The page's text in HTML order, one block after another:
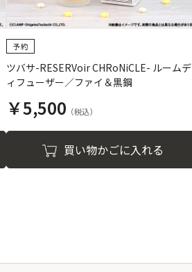
ツバサ-RESERVoir CHRoNiCLE- ルームデ
ィフューザー／ファイ＆黒鋼
￥5,500
買い物かごに入れる